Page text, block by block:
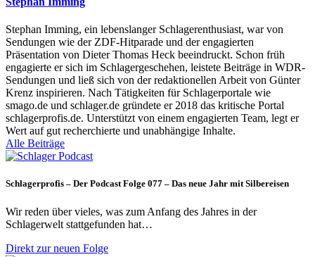
Stephan Imming, ein lebenslanger Schlagerenthusiast, war von
Sendungen wie der ZDF-Hitparade und der engagierten
Präsentation von Dieter Thomas Heck beeindruckt. Schon früh
engagierte er sich im Schlagergeschehen, leistete Beiträge in WDR-
Sendungen und ließ sich von der redaktionellen Arbeit von Günter
Krenz inspirieren. Nach Tätigkeiten für Schlagerportale wie
smago.de und schlager.de gründete er 2018 das kritische Portal
schlagerprofis.de. Unterstützt von einem engagierten Team, legt er
Wert auf gut recherchierte und unabhängige Inhalte.
Alle Beiträge
Schlagerprofis – Der Podcast Folge 077 – Das neue Jahr mit Silbereisen
Wir reden über vieles, was zum Anfang des Jahres in der
Schlagerwelt stattgefunden hat…
Direkt zur neuen Folge